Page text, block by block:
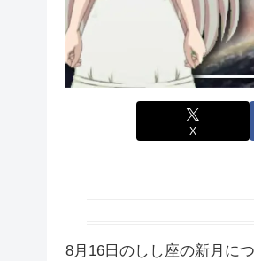
X
8月16日のしし座の新月に